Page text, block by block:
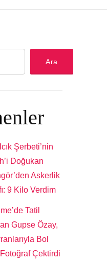
Ara
Şerbeti’nin
Doğukan
Askerlik
9 Kilo Verdim
Tatil
Gupse Özay,
Bol
Çektirdi